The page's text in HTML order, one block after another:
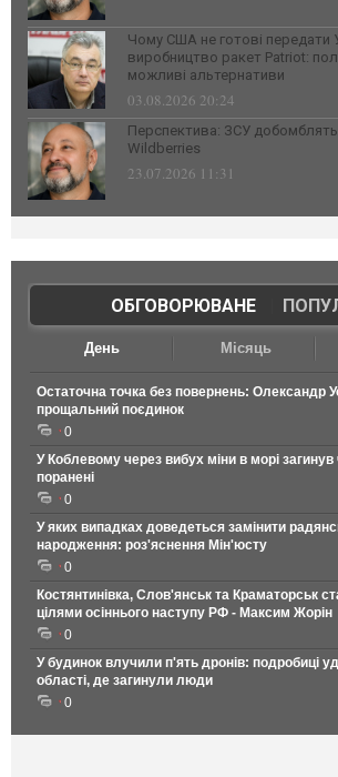
Чому США не готові передати
виробництво ракет Patriot:
можливі альтернативи
03.08.2026 20:24
Перспектива: ЗСУ добомблять
Wildberries
23.07.2026 11:31
ОБГОВОРЮВАНЕ|
День Місяць
Остаточна точка без повернень: Олександр
прощальний поєдинок
0
У Коблевому через вибух міни в морі загинув
поранені
0
У яких випадках доведеться замінити
народження: роз'яснення Мін'юсту
0
Костянтинівка, Слов'янськ та Краматорськ
цілями осіннього наступу РФ - Максим Жорін
0
У будинок влучили п'ять дронів: подробиці
області, де загинули люди
0